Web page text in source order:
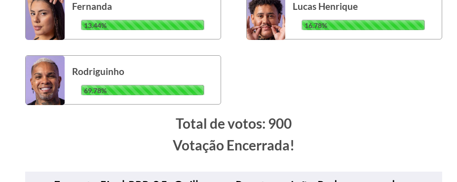
Fernanda
13.44%
Lucas Henrique
16.78%
Rodriguinho
69.78%
Total de votos: 900
Votação Encerrada!